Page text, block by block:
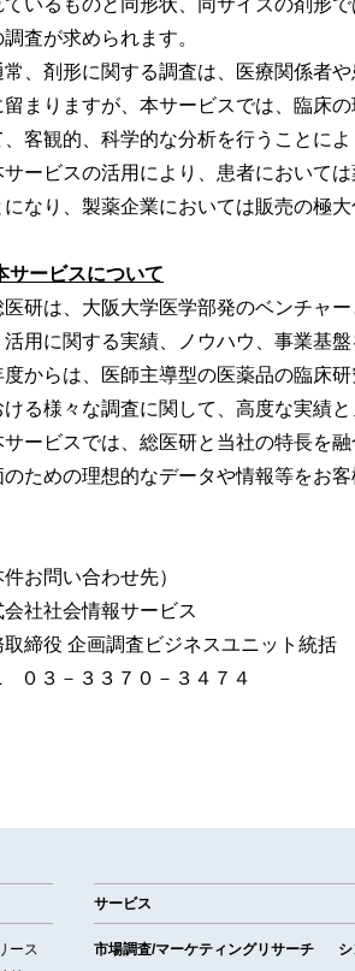
ているものと同形状、同サイズの剤形
査が求められます。
、剤形に関する調査は、医療関係者
留まりますが、本サービスでは、臨床
、客観的、科学的な分析を行うことに
ービスの活用により、患者において
になり、製薬企業においては販売の極
サービスについて
研は、大阪大学医学部発のベンチャ
活用に関する実績、ノウハウ、事業基
度からは、医師主導型の医薬品の臨床
ける様々な調査に関して、高度な実績と
ービスでは、総医研と当社の特長を
のための理想的なデータや情報等をお客
件お問い合わせ先）
会社社会情報サービス
取締役 企画調査ビジネスユニット統括
０３－３３７０－３４７４
ース
サービス
市場調査/マーケティングリサーチ